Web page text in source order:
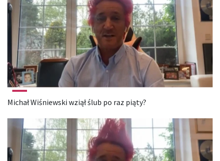
Michał Wiśniewski wziął ślub po raz piąty?